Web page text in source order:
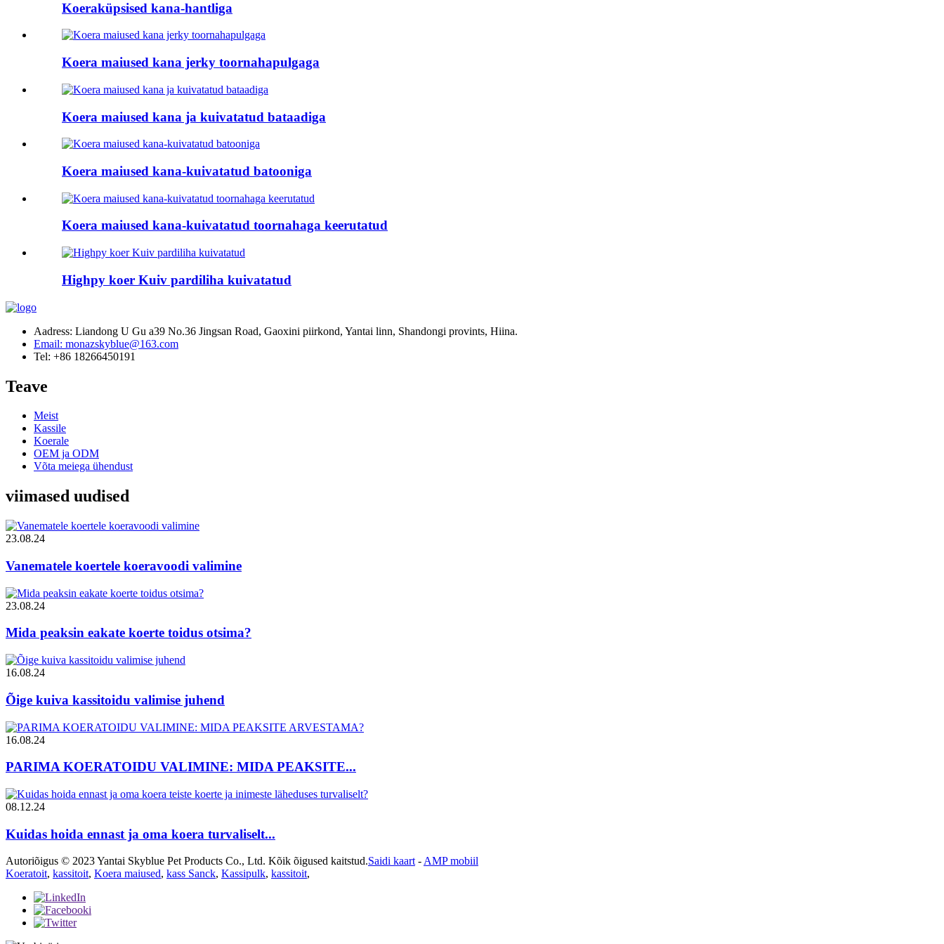
Koeraküpsised kana-hantliga
Koera maiused kana jerky toornahapulgaga
Koera maiused kana ja kuivatatud bataadiga
Koera maiused kana-kuivatatud batooniga
Koera maiused kana-kuivatatud toornahaga keerutatud
Highpy koer Kuiv pardiliha kuivatatud
Aadress: Liandong U Gu a39 No.36 Jingsan Road, Gaoxini piirkond, Yantai linn, Shandongi provints, Hiina.
Email: monazskyblue@163.com
Tel: +86 18266450191
Teave
Meist
Kassile
Koerale
OEM ja ODM
Võta meiega ühendust
viimased uudised
23.08.24
Vanematele koertele koeravoodi valimine
23.08.24
Mida peaksin eakate koerte toidus otsima?
16.08.24
Õige kuiva kassitoidu valimise juhend
16.08.24
PARIMA KOERATOIDU VALIMINE: MIDA PEAKSITE...
08.12.24
Kuidas hoida ennast ja oma koera turvaliselt...
Autoriõigus © 2023 Yantai Skyblue Pet Products Co., Ltd. Kõik õigused kaitstud.Saidi kaart-AMP mobiil
Koeratoit, kassitoit, Koera maiused, kass Sanck, Kassipulk, kassitoit,